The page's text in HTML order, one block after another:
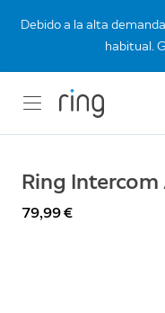
Debido a la alta
habitual.
Ring Intercom
79,99 €